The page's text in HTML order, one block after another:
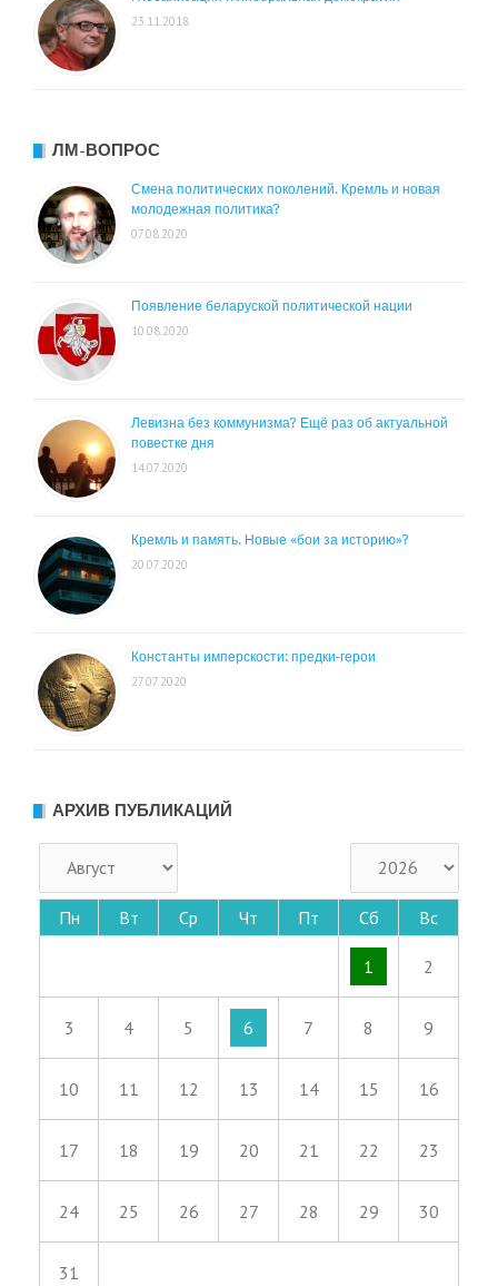
23.11.2018
ЛМ-ВОПРОС
Смена политических поколений. Кремль и новая
молодежная политика?
07.08.2020
Появление беларуской политической нации
10.08.2020
Левизна без коммунизма? Ещё раз об актуальной
повестке дня
14.07.2020
Кремль и память. Новые «бои за историю»?
20.07.2020
Константы имперскости: предки-герои
27.07.2020
АРХИВ ПУБЛИКАЦИЙ
Пн Вт Ср Чт Пт Сб Вс
1 2
3 4 5 6 7 8 9
10 11 12 13 14 15 16
17 18 19 20 21 22 23
24 25 26 27 28 29 30
31